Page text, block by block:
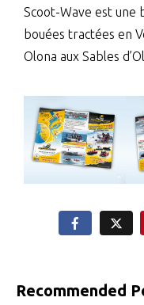
Scoot-Wave est une
bouées tractées en
Olona aux Sables
Recommended